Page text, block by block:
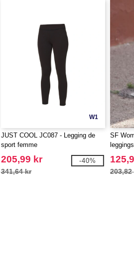
W1
JUST COOL JC087 - Legging de
sport femme
205,99 kr
341,64 kr
-40%
SF
leggings
203,82